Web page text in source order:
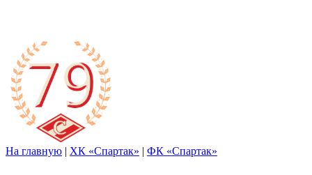
На главную | ХК «Спартак» | ФК «Спартак»